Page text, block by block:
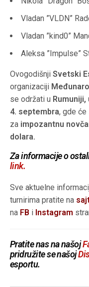
Vladan ”VLDN”
Vladan ”kind0”
Aleksa ”Impulse”
OvogodišnjiSvetski
organizaciji
se održati u
4. septembra, gde
za impozantnu
dolara.
Za informacije o
link.
Sve aktuelne
turnirima pratite na
na FB i Instagram
Pratite nas na našoj
pridružite se našoj
esportu.